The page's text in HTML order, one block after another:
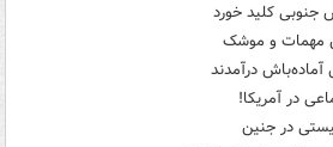
جنوبی کلید خورد
مهمات و موشک
درآمدند
در آمریکا!
در جنین